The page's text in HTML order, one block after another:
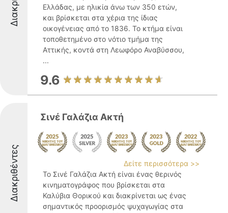
Ελλάδας, με ηλικία άνω των 350 ετών,
και βρίσκεται στα χέρια της ίδιας
οικογένειας από το 1836. Το κτήμα είναι
τοποθετημένο στο νότιο τμήμα της
Αττικής, κοντά στη Λεωφόρο Αναβύσσου,
...
9.6
Διακριθέντες
Σινέ Γαλάζια Ακτή
Δείτε περισσότερα >>
Το Σινέ Γαλάζια Ακτή είναι ένας θερινός
κινηματογράφος που βρίσκεται στα
Καλύβια Θορικού και διακρίνεται ως ένας
σημαντικός προορισμός ψυχαγωγίας στα